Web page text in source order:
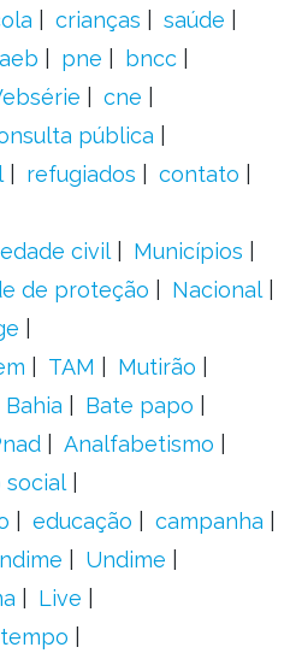
crianças
saúde
pne
bncc
cne
pública
refugiados
contato
civil
Municípios
de proteção
Nacional
TAM
Mutirão
Bahia
Bate papo
Analfabetismo
social
educação
campanha
Undime
Live